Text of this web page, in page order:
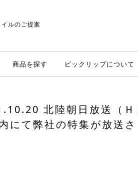
ルのご提案
商品を探す ピックリップについて
北陸朝日放送（Ｈ
にて弊社の特集が放送さ